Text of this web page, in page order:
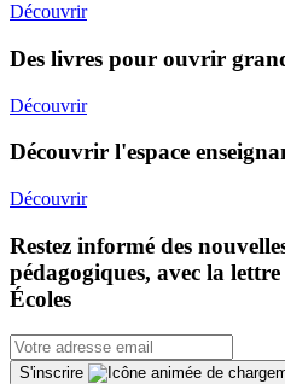
Découvrir
Des livres pour ouvrir
Découvrir
Découvrir l'espace
Découvrir
Restez informé des
pédagogiques, avec la
Écoles
S'inscrire